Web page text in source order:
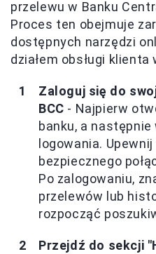
przelewu w Banku
Proces ten obejmuje
dostępnych narzędzi
działem obsługi klienta
Zaloguj się do
BCC - Najpierw
banku, a
logowania.
bezpiecznego
Po zalogowaniu,
przelewów lub
rozpocząć
Przejdź do sekcji